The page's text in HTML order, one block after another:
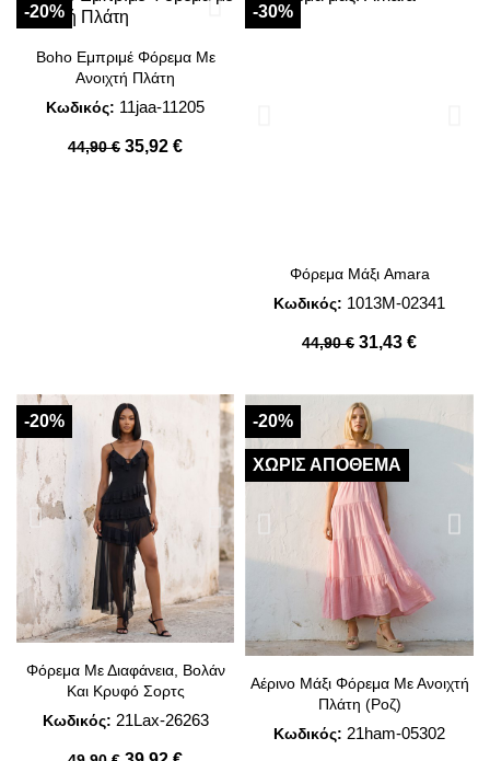
Boho Εμπριμέ Φόρεμα Με
Ανοιχτή Πλάτη
Κωδικός: 11jaa-11205
44,90 € 35,92 €
-20%
Φόρεμα Μάξι Amara
Κωδικός: 1013M-02341
44,90 € 31,43 €
-30%
Φόρεμα Με Διαφάνεια, Βολάν
Και Κρυφό Σορτς
Κωδικός: 21Lax-26263
-20%
Αέρινο Μάξι Φόρεμα Με Ανοιχτή
Πλάτη (Ροζ)
Κωδικός: 21ham-05302
-20%
ΧΩΡΊΣ ΑΠΌΘΕΜΑ